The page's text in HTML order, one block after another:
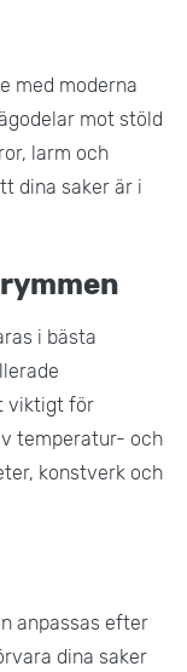
med moderna
mot stöld
larm och
dina saker är i
i bästa
viktigt för
temperatur- och
konstverk och
anpassas efter
dina saker